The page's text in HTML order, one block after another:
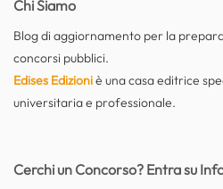
Chi Siamo
Blog di aggiornamento per la
concorsi pubblici.
Edises Edizioniè una casa editrice
universitaria e professionale.
Cerchi un Concorso? Entra su